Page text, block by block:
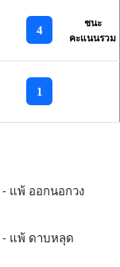
4
ชนะ
คะแนนรวม
1
- แพ้ ออกนอกวง
- แพ้ ดาบหลุด